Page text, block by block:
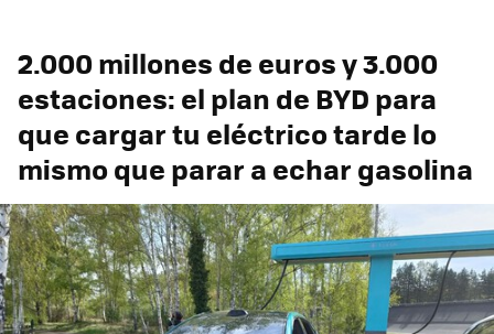
2.000 millones de euros y 3.000
estaciones: el plan de BYD para
que cargar tu eléctrico tarde lo
mismo que parar a echar gasolina